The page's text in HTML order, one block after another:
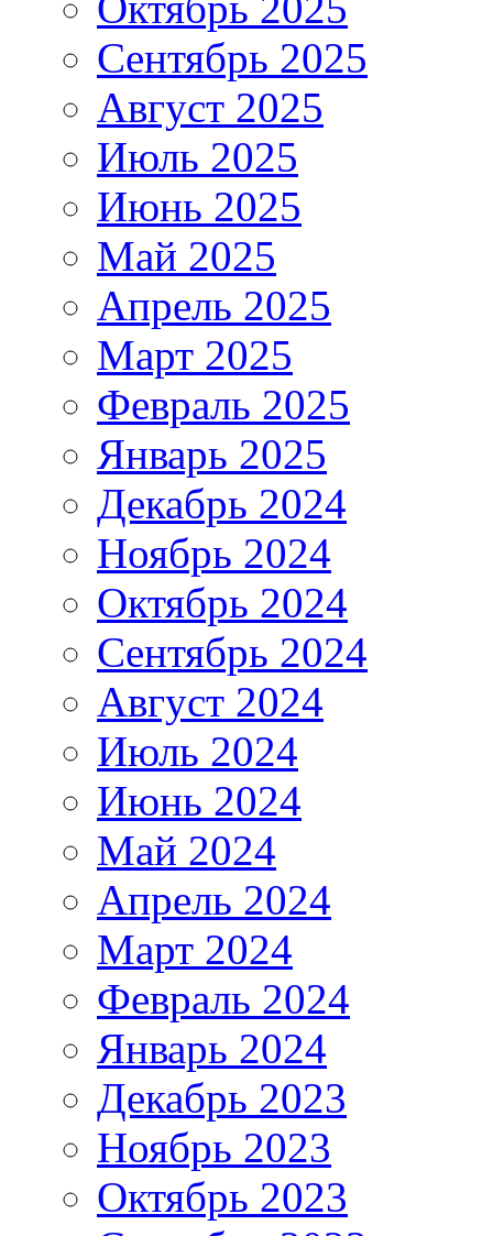
Сентябрь 2025
Август 2025
Июль 2025
Июнь 2025
Май 2025
Апрель 2025
Март 2025
Февраль 2025
Январь 2025
Декабрь 2024
Ноябрь 2024
Октябрь 2024
Сентябрь 2024
Август 2024
Июль 2024
Июнь 2024
Май 2024
Апрель 2024
Март 2024
Февраль 2024
Январь 2024
Декабрь 2023
Ноябрь 2023
Октябрь 2023